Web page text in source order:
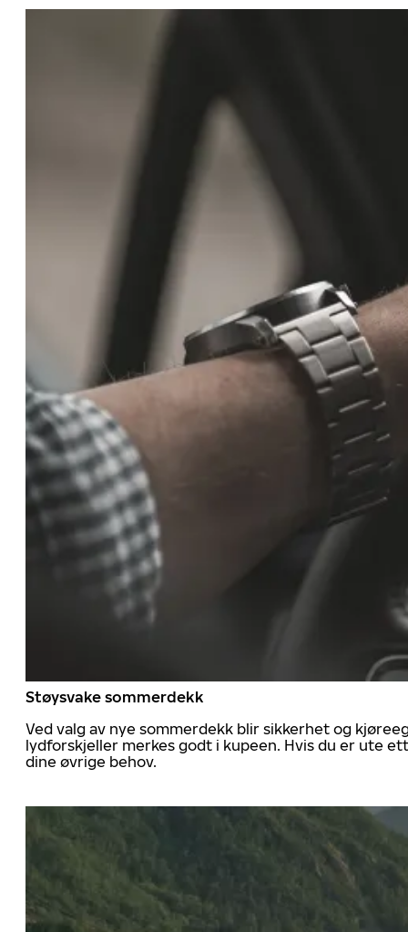
Støysvake sommerdekk
Ved valg av nye sommerdekk blir sikkerhet og
lydforskjeller merkes godt i kupeen. Hvis du er ute
dine øvrige behov.